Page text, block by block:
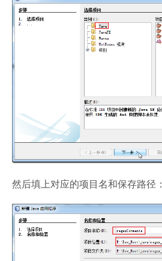
然后填上对应的项目名和保存路径：